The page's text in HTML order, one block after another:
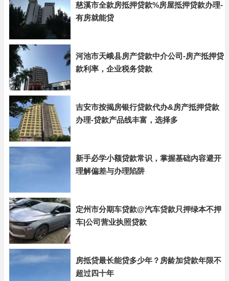
慈溪市全款房抵押贷款%房屋抵押贷款办理-
有房就能贷
河池市天峨县房产贷款中介公司-房产抵押贷
款利率，企业税务贷款
吉安市按揭房银行贷款代办&房产抵押贷款
办理-贷款产品线丰富，选择多
新手必学小额贷款常识，掌握基础内容避开
理解偏差与办理陷阱
定州市分期车贷款@汽车贷款只押绿本不押
车|公司营业执照贷款
房抵贷最长能贷多少年？房龄加贷款年限不
超过四十年